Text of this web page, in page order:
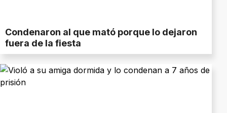
Condenaron al que mató porque lo dejaron
fuera de la fiesta